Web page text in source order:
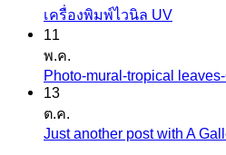
บน
นวาส
เครื่องพิมพ์ไวนิล UVไม่มี
บน
ไว
11
พ.ค.
Photo-mural-tropical
13
ต.ค.
Just another post with A